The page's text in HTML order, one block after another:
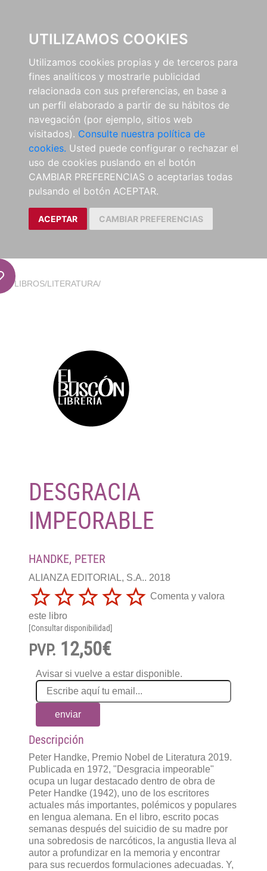
UTILIZAMOS COOKIES
Utilizamos cookies propias y de terceros para
fines analíticos y mostrarle publicidad
relacionada con sus preferencias, en base a
un perfil elaborado a partir de su hábitos de
navegación (por ejemplo, sitios web
visitados). Consulte nuestra política de
cookies. Usted puede configurar o rechazar el
uso de cookies puslando en el botón
CAMBIAR PREFERENCIAS o aceptarlas todas
pulsando el botón ACEPTAR.
ACEPTAR CAMBIAR PREFERENCIAS
LIBROS/LITERATURA/
DESGRACIA
IMPEORABLE
HANDKE, PETER
ALIANZA EDITORIAL, S.A.. 2018
Comenta y valora
este libro
[Consultar disponibilidad]
PVP. 12,50€
Avisar si vuelve a estar disponible.
enviar
Descripción
Peter Handke, Premio Nobel de Literatura 2019.
Publicada en 1972, "Desgracia impeorable"
ocupa un lugar destacado dentro de obra de
Peter Handke (1942), uno de los escritores
actuales más importantes, polémicos y populares
en lengua alemana. En el libro, escrito pocas
semanas después del suicidio de su madre por
una sobredosis de narcóticos, la angustia lleva al
autor a profundizar en la memoria y encontrar
para sus recuerdos formulaciones adecuadas. Y,